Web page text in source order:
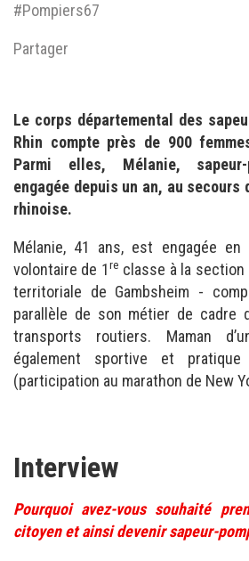
#Pompiers67
Partager
Le corps départemental des
Rhin compte près de 900
Parmi elles, Mélanie, sapeur-
engagée depuis un an, au secours
rhinoise.
Mélanie, 41 ans, est engagée en
volontaire de 1re classe à la
territoriale de Gambsheim -
parallèle de son métier de cadre
transports routiers. Maman
également sportive et
(participation au marathon de New
Interview
Pourquoi avez-vous souhaité
citoyen et ainsi devenir sapeur-